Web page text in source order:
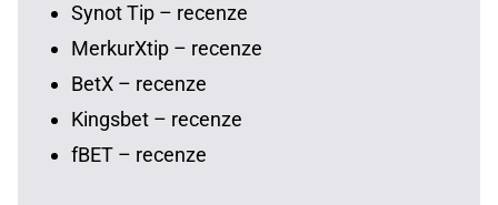
Synot Tip – recenze
MerkurXtip – recenze
BetX – recenze
Kingsbet – recenze
fBET – recenze